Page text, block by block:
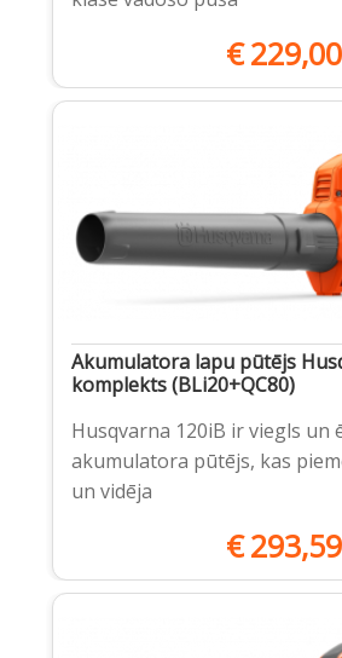
€229,00
Akumulatora lapu pūtējs
komplekts (BLi20+QC80)
Husqvarna 120iB ir viegls un
akumulatora pūtējs, kas
un vidēja
€293,59